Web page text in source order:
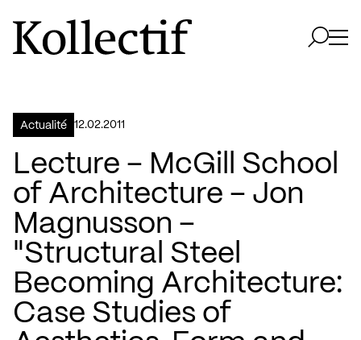
Aller à la page d'accueil
Logo Kollectif
Actualité 12.02.2011
Lecture – McGill School
of Architecture – Jon
Magnusson –
"Structural Steel
Becoming Architecture:
Case Studies of